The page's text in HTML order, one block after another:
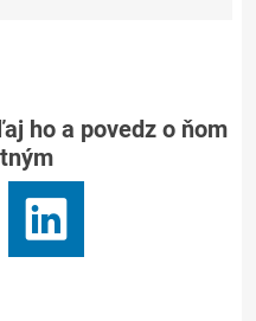
ho a povedz o ňom